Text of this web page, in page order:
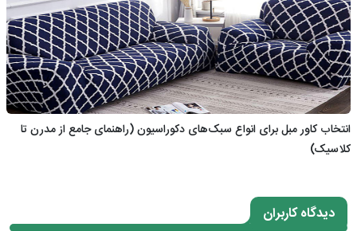
انتخاب کاور مبل برای انواع سبک‌های دکوراسیون (راهنمای جامع از مدرن تا
کلاسیک)
دیدگاه کاربران